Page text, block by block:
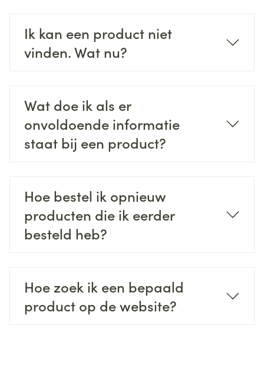
Ik kan een product niet
vinden. Wat nu?
Wat doe ik als er
onvoldoende informatie
staat bij een product?
Hoe bestel ik opnieuw
producten die ik eerder
besteld heb?
Hoe zoek ik een bepaald
product op de website?